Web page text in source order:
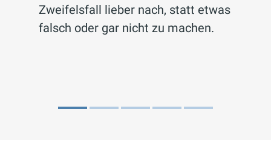
Zweifelsfall lieber nach, statt etwas
falsch oder gar nicht zu machen.